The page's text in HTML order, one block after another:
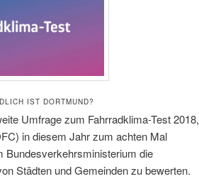
IST DORTMUND?
Umfrage zum Fahrradklima-Test 2018,
in diesem Jahr zum achten Mal
Bundesverkehrsministerium die
Städten und Gemeinden zu bewerten.